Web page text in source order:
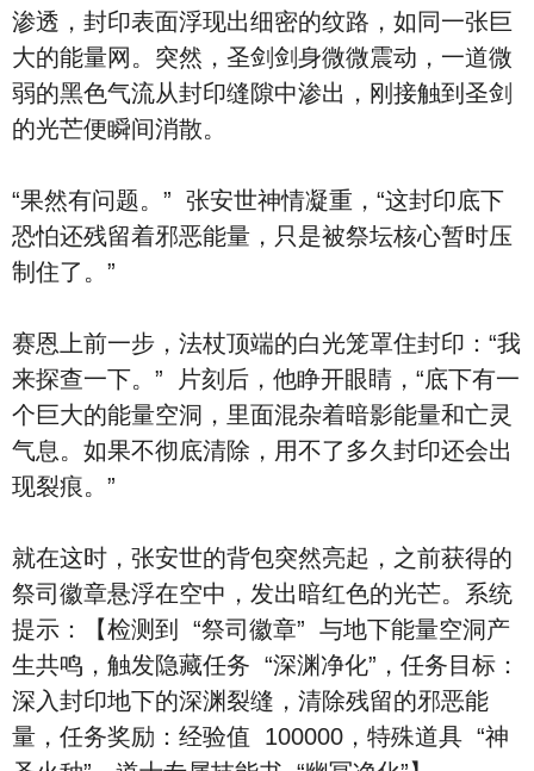
渗透，封印表面浮现出细密的纹路，如同一张巨
大的能量网。突然，圣剑剑身微微震动，一道微
弱的黑色气流从封印缝隙中渗出，刚接触到圣剑
的光芒便瞬间消散。
“果然有问题。” 张安世神情凝重，“这封印底下
恐怕还残留着邪恶能量，只是被祭坛核心暂时压
制住了。”
赛恩上前一步，法杖顶端的白光笼罩住封印：“我
来探查一下。” 片刻后，他睁开眼睛，“底下有一
个巨大的能量空洞，里面混杂着暗影能量和亡灵
气息。如果不彻底清除，用不了多久封印还会出
现裂痕。”
就在这时，张安世的背包突然亮起，之前获得的
祭司徽章悬浮在空中，发出暗红色的光芒。系统
提示：【检测到 “祭司徽章” 与地下能量空洞产
生共鸣，触发隐藏任务 “深渊净化”，任务目标：
深入封印地下的深渊裂缝，清除残留的邪恶能
量，任务奖励：经验值 100000，特殊道具 “神